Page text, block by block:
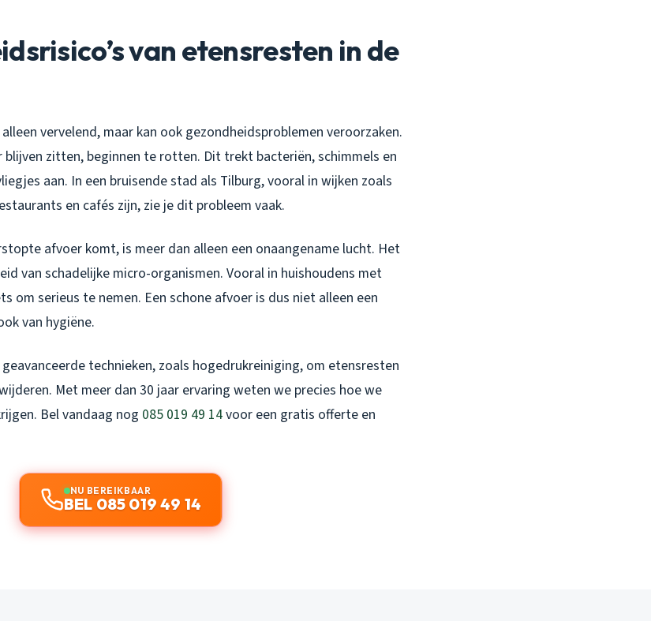
van etensresten in de
vervelend, maar kan ook gezondheidsproblemen veroorzaken.
blijven zitten, beginnen te rotten. Dit trekt bacteriën, schimmels en
aan. In een bruisende stad als Tilburg, vooral in wijken zoals
en cafés zijn, zie je dit probleem vaak.
afvoer komt, is meer dan alleen een onaangename lucht. Het
van schadelijke micro-organismen. Vooral in huishoudens met
om serieus te nemen. Een schone afvoer is dus niet alleen een
van hygiëne.
technieken, zoals hogedrukreiniging, om etensresten
Met meer dan 30 jaar ervaring weten we precies hoe we
Bel vandaag nog 085 019 49 14voor een gratis offerte en
NU BEREIKBAAR
BEL 085 019 49 14